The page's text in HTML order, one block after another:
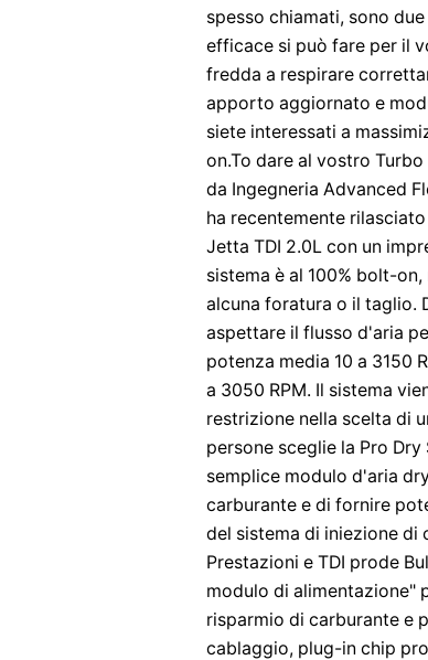
spesso chiamati, sono
efficace si può fare per il
fredda a respirare
apporto aggiornato e
siete interessati a
on.To dare al vostro
da Ingegneria Advanced
ha recentemente
Jetta TDI 2.0L con un
sistema è al 100% bolt-
alcuna foratura o il taglio.
aspettare il flusso d'aria
potenza media 10 a 3150
a 3050 RPM. Il sistema
restrizione nella scelta di
persone sceglie la Pro
semplice modulo d'aria
carburante e di fornire
del sistema di iniezione
Prestazioni e TDI prode
modulo di alimentazione"
risparmio di carburante e
cablaggio, plug-in chip